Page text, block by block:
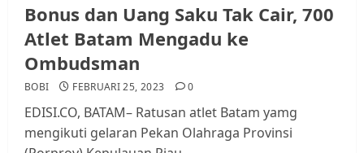
Bonus dan Uang Saku Tak Cair, 700
Atlet Batam Mengadu ke
Ombudsman
BOBI FEBRUARI 25, 2023 0
EDISI.CO, BATAM– Ratusan atlet Batam yamg
mengikuti gelaran Pekan Olahraga Provinsi